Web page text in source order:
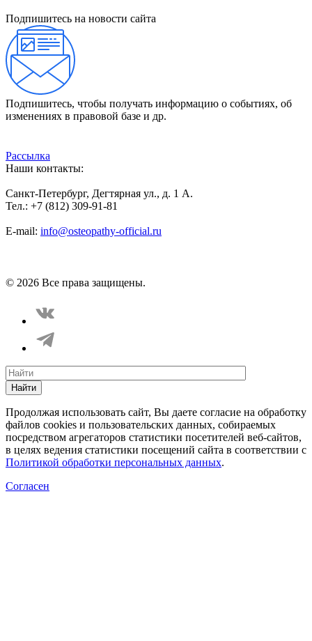
Подпишитесь на новости сайта
Подпишитесь, чтобы получать информацию о событиях, об
изменениях в правовой базе и др.
Рассылка
Наши контакты:
Санкт-Петербург, Дегтярная ул., д. 1 А.
Тел.: +7 (812) 309-91-81
E-mail: info@osteopathy-official.ru
© 2026 Все права защищены.
Найти
Продолжая использовать сайт, Вы даете согласие на обработку
файлов cookies и пользовательских данных, собираемых
посредством агрегаторов статистики посетителей веб-сайтов,
в целях ведения статистики посещений сайта в соответствии с
Политикой обработки персональных данных.
Согласен